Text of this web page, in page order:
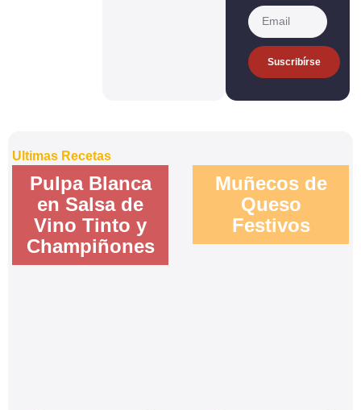
Suscribírse
Ultimas Recetas
Pulpa Blanca
en Salsa de
Vino Tinto y
Champiñones
Muñecos de
Queso
Festivos